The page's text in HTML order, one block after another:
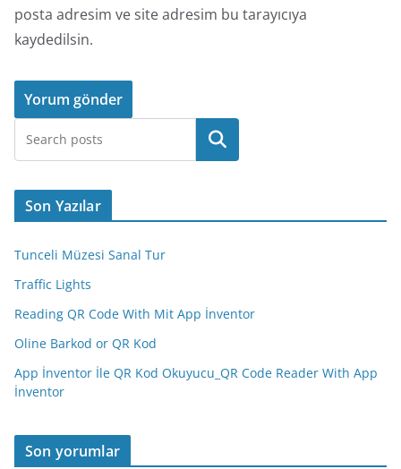
posta adresim ve site adresim bu tarayıcıya
kaydedilsin.
Ara
Son Yazılar
Tunceli Müzesi Sanal Tur
Traffic Lights
Reading QR Code With Mit App İnventor
Oline Barkod or QR Kod
App İnventor İle QR Kod Okuyucu_QR Code Reader With App
İnventor
Son yorumlar